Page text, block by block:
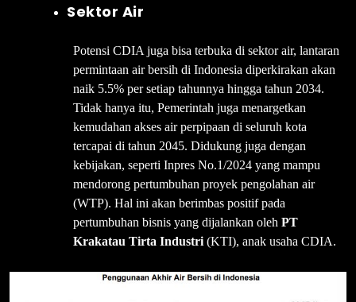
Sektor Air
Potensi CDIA juga bisa terbuka di sektor air, lantaran
permintaan air bersih di Indonesia diperkirakan akan
naik 5.5% per setiap tahunnya hingga tahun 2034.
Tidak hanya itu, Pemerintah juga menargetkan
kemudahan akses air perpipaan di seluruh kota
tercapai di tahun 2045. Didukung juga dengan
kebijakan, seperti Inpres No.1/2024 yang mampu
mendorong pertumbuhan proyek pengolahan air
(WTP). Hal ini akan berimbas positif pada
pertumbuhan bisnis yang dijalankan oleh PT
Krakatau Tirta Industri (KTI), anak usaha CDIA.